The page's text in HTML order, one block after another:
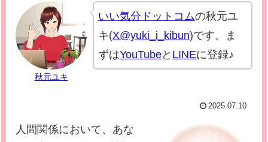
秋元ユキ
いい気分ドットコムの秋元ユ
キ(X@yuki_i_kibun)です。ま
ずはYouTubeと LINEに登録♪
2025.07.10
人間関係において、あな